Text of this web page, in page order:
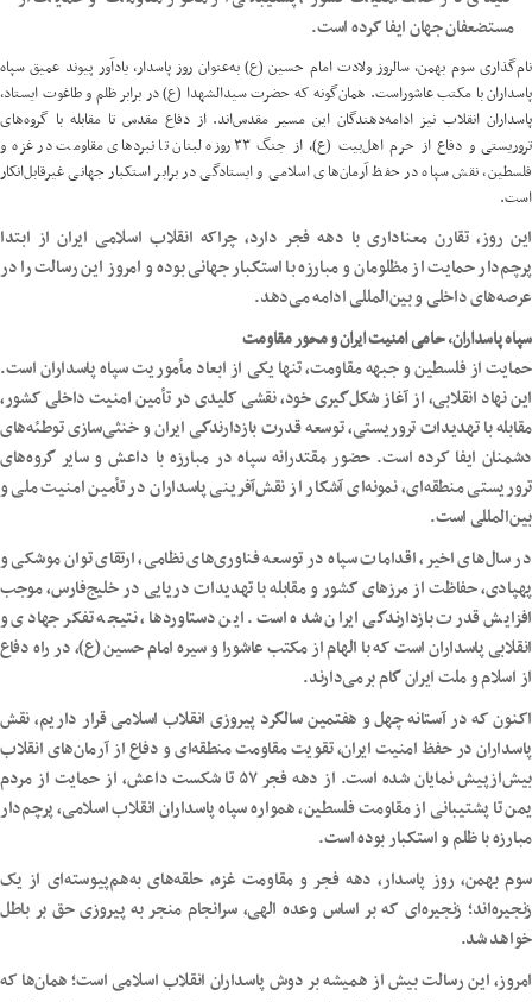
مستضعفان جهان ایفا کرده است.
نام‌گذاری سوم بهمن، سالروز ولادت امام حسین (ع) به‌عنوان روز پاسدار، یادآور پیوند عمیق سپاه
پاسداران با مکتب عاشوراست. همان‌گونه که حضرت سیدالشهدا (ع) در برابر ظلم و طاغوت ایستاد،
پاسداران انقلاب نیز ادامه‌دهندگان این مسیر مقدس‌اند. از دفاع مقدس تا مقابله با گروه‌های
تروریستی و دفاع از حرم اهل‌بیت (ع)، از جنگ ۳۳ روزه لبنان تا نبردهای مقاومت در غزه و
فلسطین، نقش سپاه در حفظ آرمان‌های اسلامی و ایستادگی در برابر استکبار جهانی غیرقابل‌انکار
است.
این روز، تقارن معناداری با دهه فجر دارد، چراکه انقلاب اسلامی ایران از ابتدا
پرچم‌دار حمایت از مظلومان و مبارزه با استکبار جهانی بوده و امروز این رسالت را در
عرصه‌های داخلی و بین‌المللی ادامه می‌دهد.
سپاه پاسداران، حامی امنیت ایران و محور مقاومت
حمایت از فلسطین و جبهه مقاومت، تنها یکی از ابعاد مأموریت سپاه پاسداران است.
این نهاد انقلابی، از آغاز شکل‌گیری خود، نقشی کلیدی در تأمین امنیت داخلی کشور،
مقابله با تهدیدات تروریستی، توسعه قدرت بازدارندگی ایران و خنثی‌سازی توطئه‌های
دشمنان ایفا کرده است. حضور مقتدرانه سپاه در مبارزه با داعش و سایر گروه‌های
تروریستی منطقه‌ای، نمونه‌ای آشکار از نقش‌آفرینی پاسداران در تأمین امنیت ملی و
بین‌المللی است.
در سال‌های اخیر، اقدامات سپاه در توسعه فناوری‌های نظامی، ارتقای توان موشکی و
پهپادی، حفاظت از مرزهای کشور و مقابله با تهدیدات دریایی در خلیج‌فارس، موجب
افزایش قدرت بازدارندگی ایران شده است. این دستاوردها، نتیجه تفکر جهادی و
انقلابی پاسداران است که با الهام از مکتب عاشورا و سیره امام حسین (ع)، در راه دفاع
از اسلام و ملت ایران گام برمی‌دارند.
اکنون که در آستانه چهل و هفتمین سالگرد پیروزی انقلاب اسلامی قرار داریم، نقش
پاسداران در حفظ امنیت ایران، تقویت مقاومت منطقه‌ای و دفاع از آرمان‌های انقلاب
بیش‌ازپیش نمایان شده است. از دهه فجر ۵۷ تا شکست داعش، از حمایت از مردم
یمن تا پشتیبانی از مقاومت فلسطین، همواره سپاه پاسداران انقلاب اسلامی، پرچم‌دار
مبارزه با ظلم و استکبار بوده است.
سوم بهمن، روز پاسدار، دهه فجر و مقاومت غزه، حلقه‌های به‌هم‌پیوسته‌ای از یک
زنجیره‌اند؛ زنجیره‌ای که بر اساس وعده الهی، سرانجام منجر به پیروزی حق بر باطل
خواهد شد.
امروز، این رسالت بیش از همیشه بر دوش پاسداران انقلاب اسلامی است؛ همان‌ها که